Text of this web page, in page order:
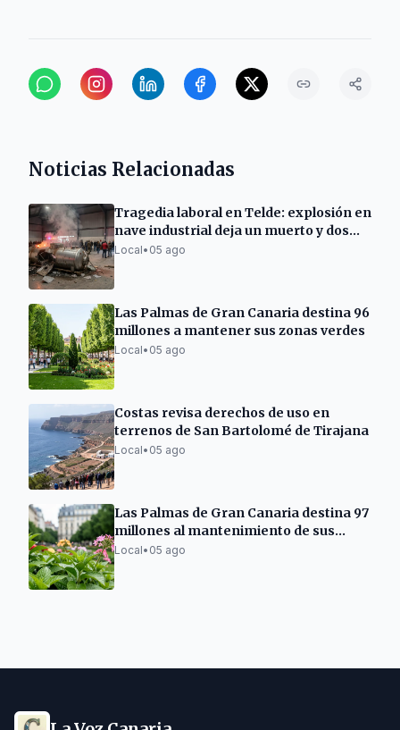
Noticias Relacionadas
Tragedia laboral en Telde: explosión en
nave industrial deja un muerto y dos
heridos graves
Local• 05 ago
Las Palmas de Gran Canaria destina 96
millones a mantener sus zonas verdes
Local• 05 ago
Costas revisa derechos de uso en
terrenos de San Bartolomé de Tirajana
Local• 05 ago
Las Palmas de Gran Canaria destina 97
millones al mantenimiento de sus
espacios verdes
Local• 05 ago